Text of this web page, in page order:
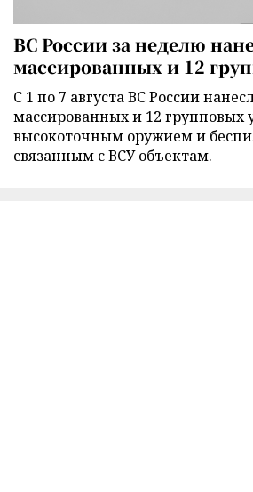
ВС России за неделю
массированных и 12
С 1 по 7 августа ВС России
массированных и 12 групповых
высокоточным оружием и
связанным с ВСУ объектам.